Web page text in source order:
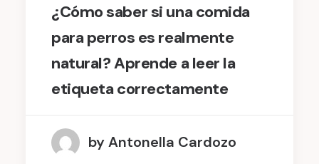
¿Cómo saber si una comida
para perros es realmente
natural? Aprende a leer la
etiqueta correctamente
by Antonella Cardozo